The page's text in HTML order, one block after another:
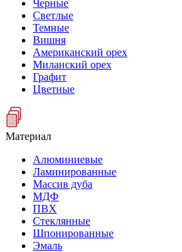
Черные
Светлые
Темные
Вишня
Американский орех
Миланский орех
Графит
Цветные
Материал
Алюминиевые
Ламинированные
Массив дуба
МДФ
ПВХ
Стеклянные
Шпонированные
Эмаль